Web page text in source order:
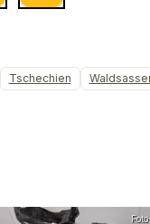
Tschechien